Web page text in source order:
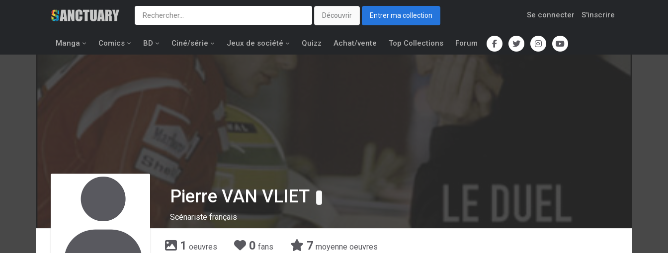
Découvrir Entrer ma collection Se connecter S'inscrire
Manga Comics BD Ciné/série Jeux de société Quizz Achat/vente Top Collections Forum
Pierre VAN VLIET
Scénariste français
1 oeuvres 0 fans 7 moyenne oeuvres